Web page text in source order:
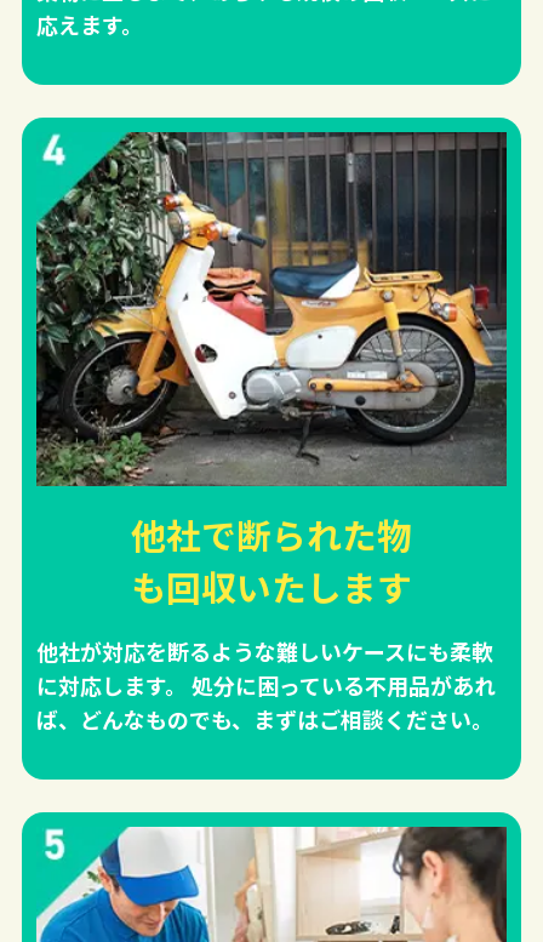
応えます。
他社で断られた物
も回収いたします
他社が対応を断るような難しいケースにも柔軟
に対応します。 処分に困っている不用品があれ
ば、どんなものでも、まずはご相談ください。